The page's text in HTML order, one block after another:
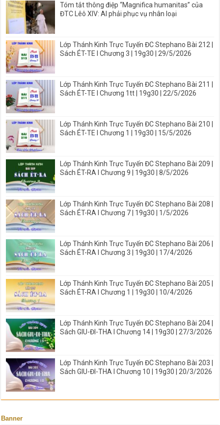
Tóm tắt thông điệp “Magnifica humanitas” của
ĐTC Lêô XIV: AI phải phục vụ nhân loại
Lớp Thánh Kinh Trực Tuyến ĐC Stephano Bài 212 |
Sách ÉT-TE I Chương 3 | 19g30 | 29/5/2026
Lớp Thánh Kinh Trực Tuyến ĐC Stephano Bài 211 |
Sách ÉT-TE I Chương 1tt | 19g30 | 22/5/2026
Lớp Thánh Kinh Trực Tuyến ĐC Stephano Bài 210 |
Sách ÉT-TE I Chương 1 | 19g30 | 15/5/2026
Lớp Thánh Kinh Trực Tuyến ĐC Stephano Bài 209 |
Sách ÉT-RA I Chương 9 | 19g30 | 8/5/2026
Lớp Thánh Kinh Trực Tuyến ĐC Stephano Bài 208 |
Sách ÉT-RA I Chương 7 | 19g30 | 1/5/2026
Lớp Thánh Kinh Trực Tuyến ĐC Stephano Bài 206 |
Sách ÉT-RA I Chương 3 | 19g30 | 17/4/2026
Lớp Thánh Kinh Trực Tuyến ĐC Stephano Bài 205 |
Sách ÉT-RA I Chương 1 | 19g30 | 10/4/2026
Lớp Thánh Kinh Trực Tuyến ĐC Stephano Bài 204 |
Sách GIU-ĐI-THA I Chương 14 | 19g30 | 27/3/2026
Lớp Thánh Kinh Trực Tuyến ĐC Stephano Bài 203 |
Sách GIU-ĐI-THA I Chương 10 | 19g30 | 20/3/2026
Banner